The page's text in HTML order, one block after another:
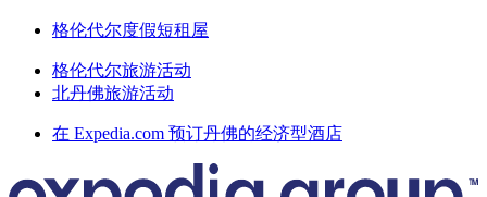
格伦代尔度假短租屋
格伦代尔旅游活动
北丹佛旅游活动
在 Expedia.com 预订丹佛的经济型酒店